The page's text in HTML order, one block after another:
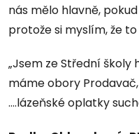
nás mělo hlavně,
protože si myslím, že
„Jsem ze Střední
máme obory Prodavač,
….lázeňské oplatky